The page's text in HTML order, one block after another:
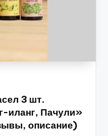
3 шт.
иланг, Пачули»
описание)